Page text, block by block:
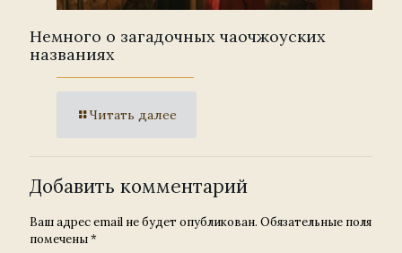
Немного о загадочных чаочжоуских
названиях
Читать далее
Добавить комментарий
Ваш адрес email не будет опубликован. Обязательные поля
помечены*